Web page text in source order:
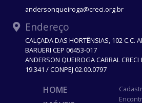
andersonqueiroga@creci.org.br
Endereço
CALÇADA DAS HORTÊNSIAS, 102 C.C.
BARUERI CEP 06453-017
ANDERSON QUEIROGA CABRAL CRECI
19.341 / CONPEJ 02.00.0797
HOME